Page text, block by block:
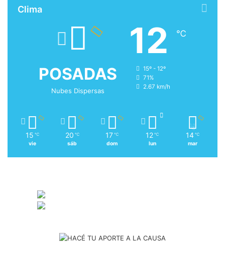
Clima
POSADAS
Nubes Dispersas
12 ℃
15º - 12º
71%
2.67 km/h
15 ℃
vie
20 ℃
sáb
17 ℃
dom
12 ℃
lun
14 ℃
mar